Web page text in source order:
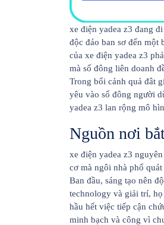
xe điện yadea z3 đang
độc đáo ban sơ đến một
của xe điện yadea z3
mà số đông liên doanh
Trong bối cảnh quả đât
yêu vào số đông người
yadea z3 lan rộng mô
Nguồn nơi
xe điện yadea z3
cơ mà ngôi nhà phổ
Ban đầu, sáng tạo nên
technology và giải trí,
hầu hết việc tiếp cận
minh bạch và công vì